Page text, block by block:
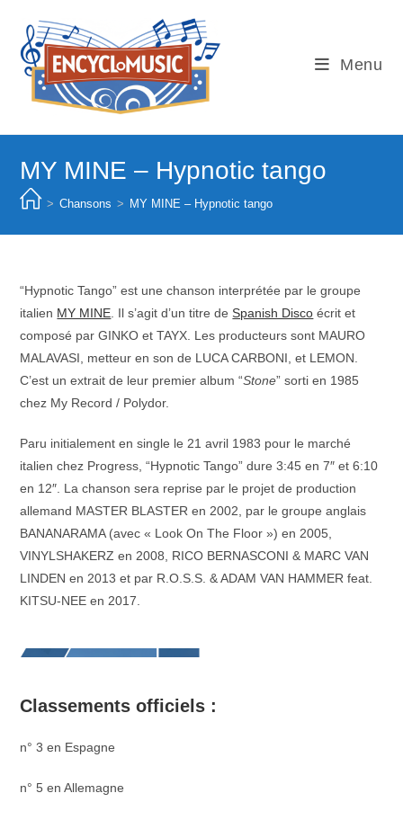
content
Menu
MY MINE – Hypnotic tango
> Chansons > MY MINE – Hypnotic tango
“Hypnotic Tango” est une chanson interprétée par le groupe
italien MY MINE . Il s’agit d’un titre deSpanish Disco écrit et
composé par GINKO et TAYX. Les producteurs sont MAURO
MALAVASI, metteur en son de LUCA CARBONI, et LEMON.
C’est un extrait de leur premier album “Stone” sorti en 1985
chez My Record / Polydor.
Paru initialement en single le 21 avril 1983 pour le marché
italien chez Progress, “Hypnotic Tango” dure 3:45 en 7″ et 6:10
en 12″. La chanson sera reprise par le projet de production
allemand MASTER BLASTER en 2002, par le groupe anglais
BANANARAMA (avec « Look On The Floor ») en 2005,
VINYLSHAKERZ en 2008, RICO BERNASCONI & MARC VAN
LINDEN en 2013 et par R.O.S.S. & ADAM VAN HAMMER feat.
KITSU-NEE en 2017.
Classements officiels :
n° 3 en Espagne
n° 5 en Allemagne